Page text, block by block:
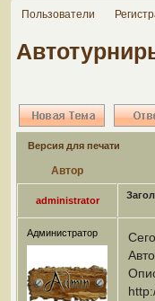
Пользователи
Версия для печати
Автор
administrator
Администратор